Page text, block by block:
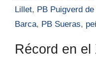
Lillet, PB Puigverd
Barca, PB Sueras,
Récord en el